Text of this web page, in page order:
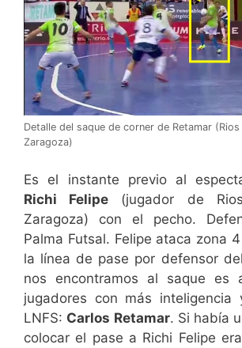
Detalle del saque de corner de Retamar (Rios
Zaragoza)
Es el instante previo al
Richi Felipe (jugador de
Zaragoza) con el pecho.
Palma Futsal. Felipe ataca zona
la línea de pase por defensor
nos encontramos al saque es
jugadores con más
LNFS: Carlos Retamar. Si había
colocar el pase a Richi Felipe